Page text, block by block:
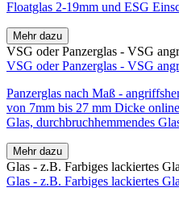
Floatglas 2-19mm und ESG
Mehr dazu
VSG oder Panzerglas - VSG
VSG oder Panzerglas - VSG
Panzerglas nach Maß -
von 7mm bis 27 mm Dicke
Glas, durchbruchhemmendes
Mehr dazu
Glas - z.B. Farbiges lackiertes
Glas - z.B. Farbiges lackiertes